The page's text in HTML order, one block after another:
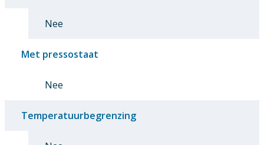
Nee
Met pressostaat
Nee
Temperatuurbegrenzing